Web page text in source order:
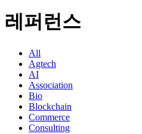
레퍼런스
All
Agtech
AI
Association
Bio
Blockchain
Commerce
Consulting